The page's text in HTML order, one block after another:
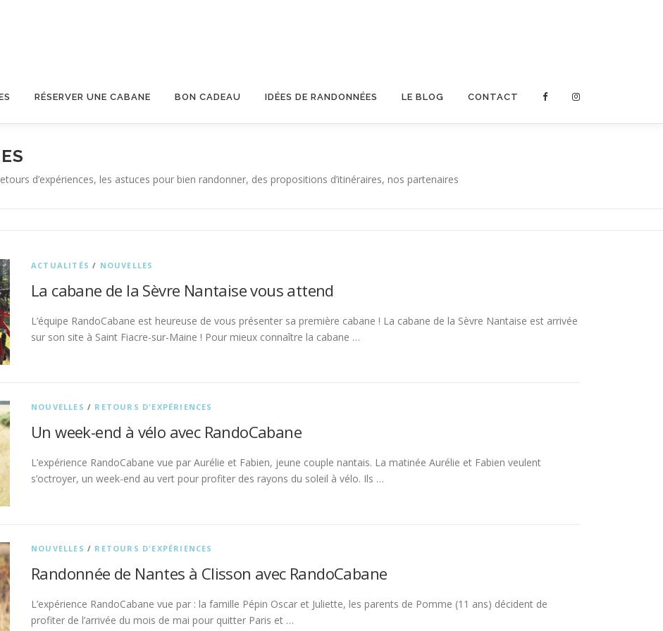
RÉSERVER UNE CABANE BON CADEAU IDÉES DE RANDONNÉES LE BLOG CONTACT
d’expériences, les astuces pour bien randonner, des propositions d’itinéraires, nos partenaires
ACTUALITÉS / NOUVELLES
La cabane de la Sèvre Nantaise vous attend
L’équipe RandoCabane est heureuse de vous présenter sa première cabane ! La cabane de la Sèvre Nantaise est arrivée
sur son site à Saint Fiacre-sur-Maine ! Pour mieux connaître la cabane …
NOUVELLES / RETOURS D'EXPÉRIENCES
Un week-end à vélo avec RandoCabane
L’expérience RandoCabane vue par Aurélie et Fabien, jeune couple nantais. La matinée Aurélie et Fabien veulent
s’octroyer, un week-end au vert pour profiter des rayons du soleil à vélo. Ils …
NOUVELLES / RETOURS D'EXPÉRIENCES
Randonnée de Nantes à Clisson avec RandoCabane
L’expérience RandoCabane vue par : la famille Pépin Oscar et Juliette, les parents de Pomme (11 ans) décident de
profiter de l’arrivée du mois de mai pour quitter Paris et …